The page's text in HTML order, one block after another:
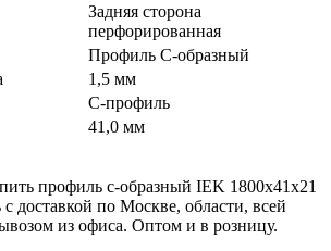
Задняя сторона
перфорированная
Профиль С-образный
1,5 мм
С-профиль
41,0 мм
профиль с-образный IEK 1800х41х21
доставкой по Москве, области, всей
из офиса. Оптом и в розницу.